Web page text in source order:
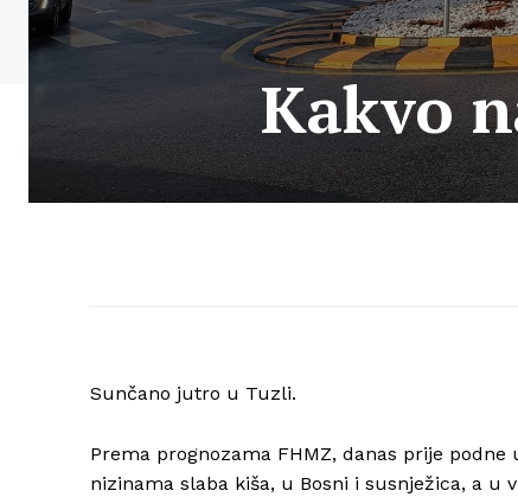
Kakvo
Sunčano jutro u Tuzli.
Prema prognozama FHMZ, danas prije
nizinama slaba kiša, u Bosni i susnježica, a u